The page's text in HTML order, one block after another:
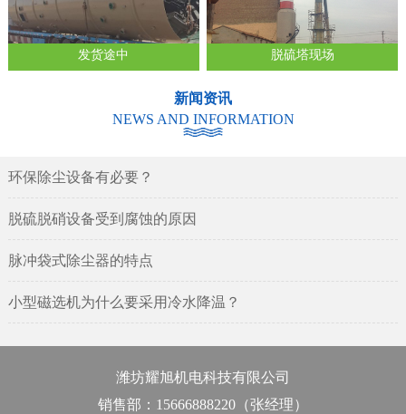
发货途中 脱硫塔现场
新闻资讯
NEWS AND INFORMATION
环保除尘设备有必要？
脱硫脱硝设备受到腐蚀的原因
脉冲袋式除尘器的特点
小型磁选机为什么要采用冷水降温？
潍坊耀旭机电科技有限公司
销售部：15666888220（张经理）